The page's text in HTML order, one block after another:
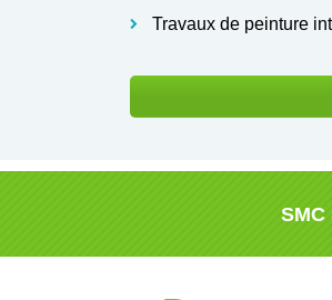
Travaux de peinture